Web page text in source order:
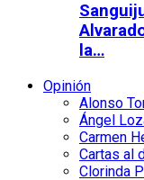
la…
Opinión
Alonso
Ángel
Carmen
Cartas al
Clorinda